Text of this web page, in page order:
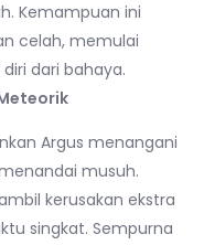
Kemampuan ini
celah, memulai
dari bahaya.
Argus menangani
musuh.
kerusakan ekstra
singkat. Sempurna